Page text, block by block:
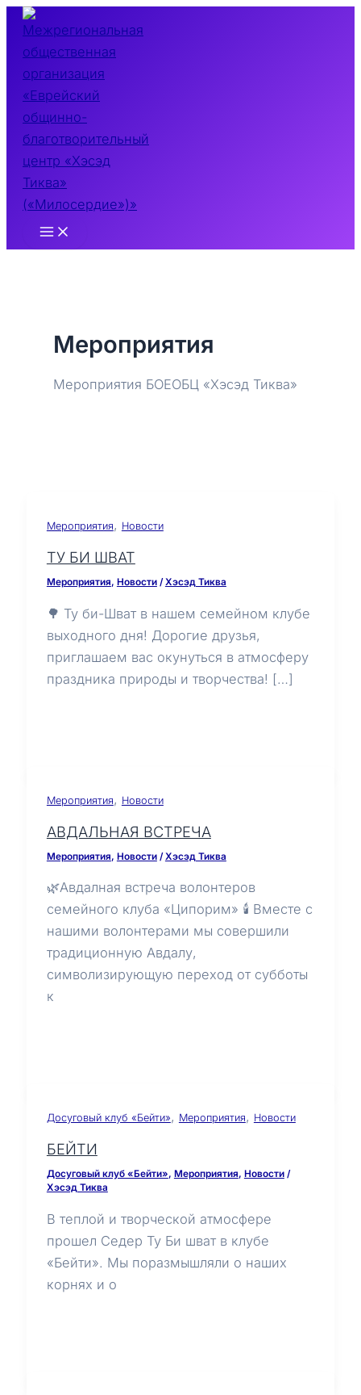
Перейти
содержимому
Main
Мероприятия
Мероприятия БОЕОБЦ «Хэсэд Тиква»
Мероприятия, Новости
ТУ БИ ШВАТ
Мероприятия, Новости/Хэсэд Тиква
🌳 Ту би-Шват в нашем семейном клубе
выходного дня! Дорогие друзья,
приглашаем вас окунуться в атмосферу
праздника природы и творчества! […]
Мероприятия, Новости
АВДАЛЬНАЯ ВСТРЕЧА
Мероприятия, Новости/Хэсэд Тиква
🌿Авдалная встреча волонтеров
семейного клуба «Ципорим» 🕯️ Вместе с
нашими волонтерами мы совершили
традиционную Авдалу,
символизирующую переход от субботы
к
Досуговый клуб «Бейти», Мероприятия, Новости
БЕЙТИ
Досуговый клуб «Бейти», Мероприятия, Новости/
Хэсэд Тиква
В теплой и творческой атмосфере
прошел Седер Ту Би шват в клубе
«Бейти». Мы поразмышляли о наших
корнях и о